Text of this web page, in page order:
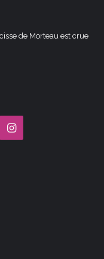
de Morteau est crue
Instagram